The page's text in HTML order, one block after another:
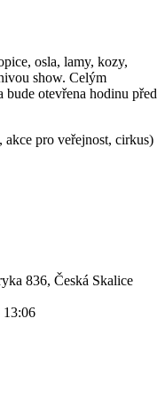
osla, lamy, kozy,
show. Celým
bude otevřena hodinu před
akce pro veřejnost, cirkus)
836, Česká Skalice
13:06